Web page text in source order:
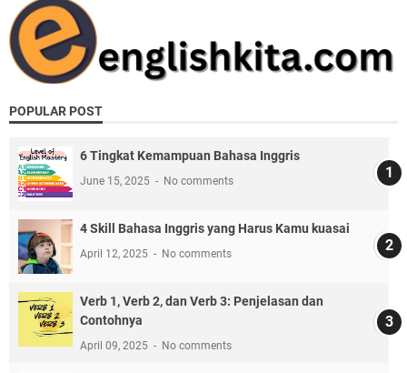
POPULAR POST
6 Tingkat Kemampuan Bahasa Inggris
June 15, 2025 No comments
4 Skill Bahasa Inggris yang Harus Kamu kuasai
April 12, 2025 No comments
Verb 1, Verb 2, dan Verb 3: Penjelasan dan
Contohnya
April 09, 2025 No comments